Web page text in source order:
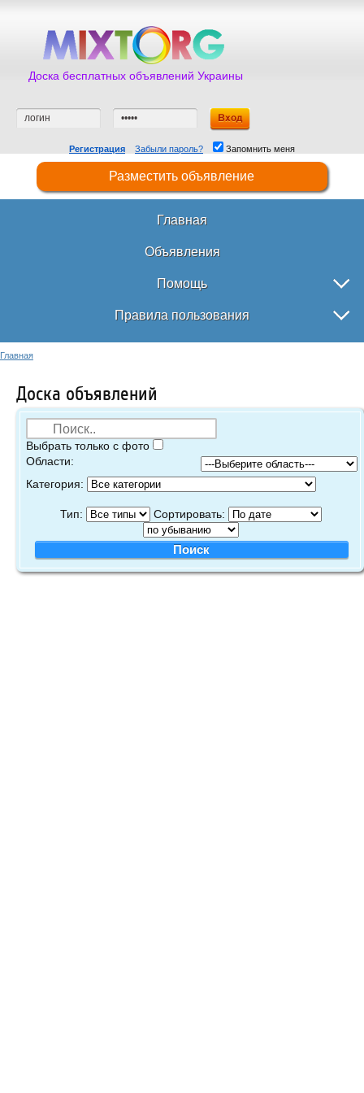
Доска бесплатных объявлений Украины
Регистрация Забыли пароль? Запомнить меня
Разместить объявление
Главная
Объявления
Помощь
Правила пользования
Главная
Доска объявлений
Выбрать только с фото
Области:
Категория:
Тип: Сортировать: